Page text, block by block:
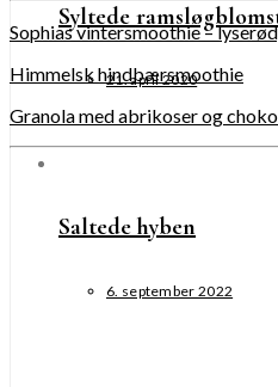
Syltede
21. april 2020
Saltede hyben
6. september 2022
Sophias vintersmoothie –
Himmelsk hindbærsmoothie
Granola med abrikoser og